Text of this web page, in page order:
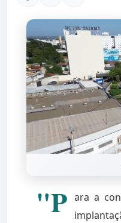
"P ara a